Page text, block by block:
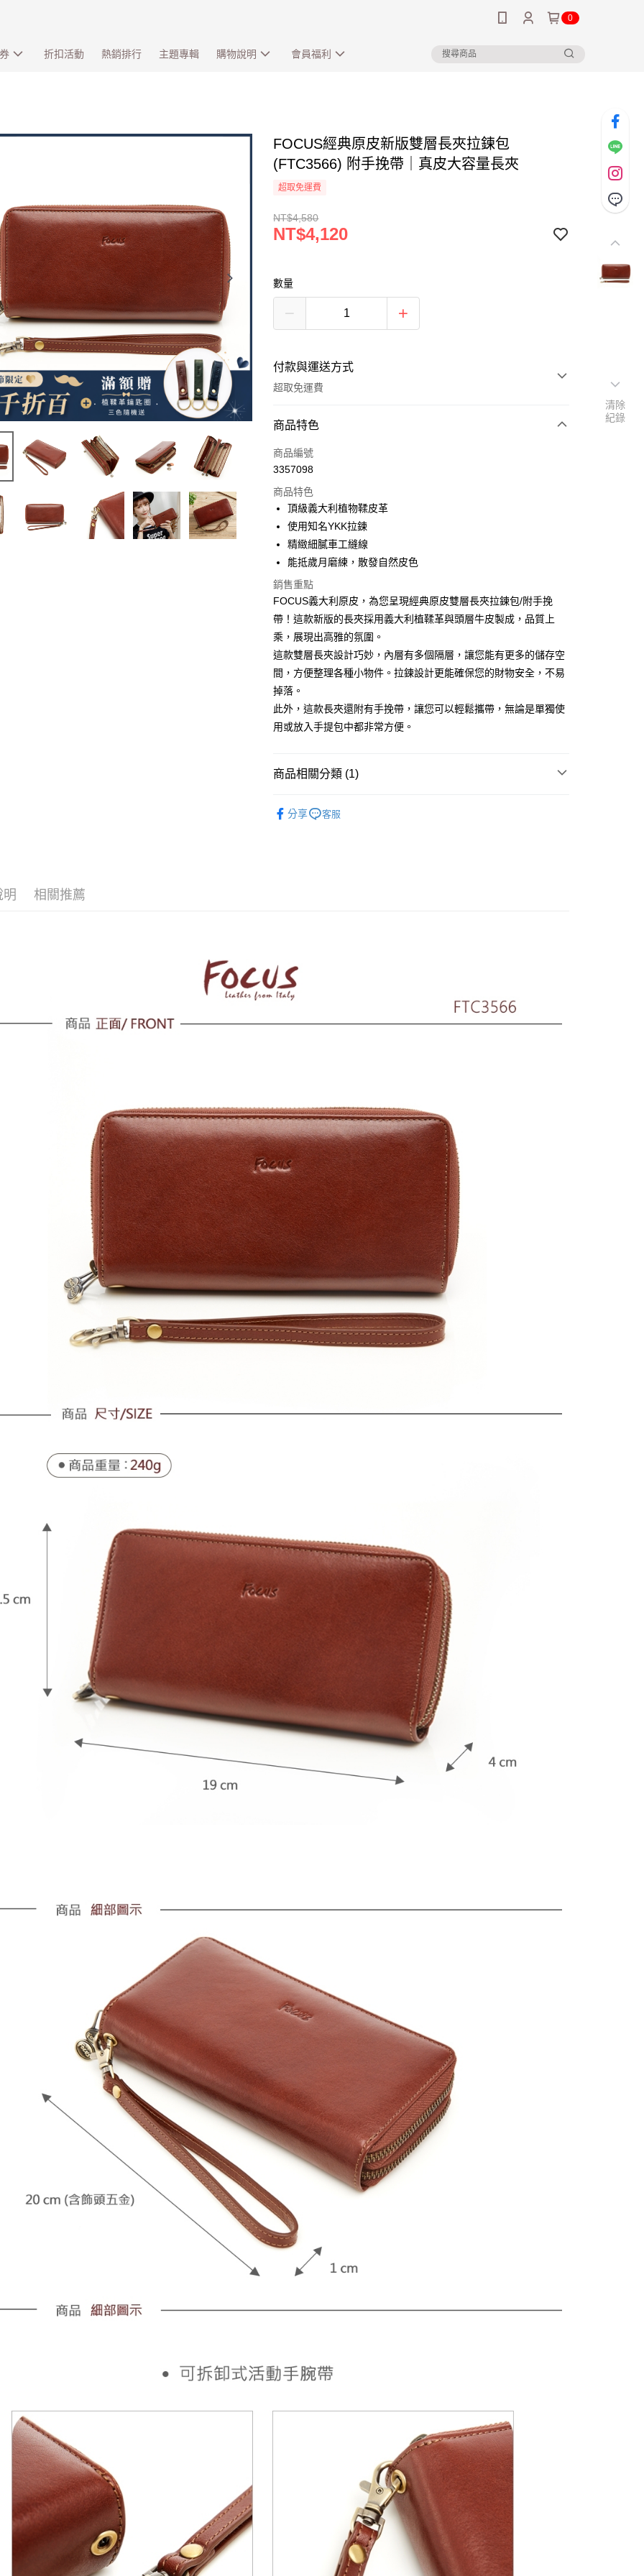
0
折扣活動 熱銷排行 主題專輯 購物說明 會員福利
FOCUS經典原皮新版雙層長夾拉鍊包
(FTC3566) 附手挽帶｜真皮大容量長夾
超取免運費
NT$4,580
NT$4,120
數量
付款與運送方式
超取免運費
付款方式
信用卡一次付款
3 期 0 利率 每期 NT$1,373
合作金庫商業銀行
華南商業銀行
國泰世華商業銀行
臺灣中小企業銀行
匯豐（台灣）商業銀行
華泰商業銀行
聯邦商業銀行
遠東國際商業銀行
玉山商業銀行
台新國際商業銀行
中國信託商業銀行
台灣樂天信用卡公司
超商取貨付款
Apple Pay
街口支付
悠遊付
Google Pay
貨到付款
運送方式
免運費
付款後全家取貨
每筆NT$100，滿NT$1,500(含以上)免運費
黑貓宅配
每筆NT$100，滿NT$1,500(含以上)免運費
商品特色
商品編號
3357098
商品特色
頂級義大利植物鞣皮革
使用知名YKK拉鍊
精緻細膩車工縫線
能抵歲月磨練，散發自然皮色
銷售重點
FOCUS義大利原皮，為您呈現經典原皮雙層長夾拉鍊包/附手挽
帶！這款新版的長夾採用義大利植鞣革與頭層牛皮製成，品質上
乘，展現出高雅的氛圍。
這款雙層長夾設計巧妙，內層有多個隔層，讓您能有更多的儲存空
間，方便整理各種小物件。拉鍊設計更能確保您的財物安全，不易
掉落。
此外，這款長夾還附有手挽帶，讓您可以輕鬆攜帶，無論是單獨使
用或放入手提包中都非常方便。
商品相關分類 (1)
分享
客服
明 相關推薦
清除
紀錄